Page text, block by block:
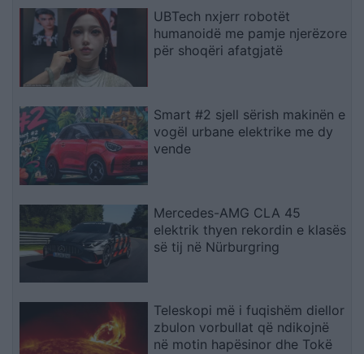
UBTech nxjerr robotët
humanoidë me pamje njerëzore
për shoqëri afatgjatë
Smart #2 sjell sërish makinën e
vogël urbane elektrike me dy
vende
Mercedes-AMG CLA 45
elektrik thyen rekordin e klasës
së tij në Nürburgring
Teleskopi më i fuqishëm diellor
zbulon vorbullat që ndikojnë
në motin hapësinor dhe Tokë